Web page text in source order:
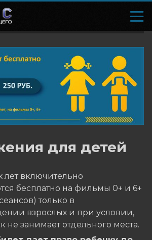
для детей
лет включительно
бесплатно на фильмы 0+ и 6+
только в
взрослых и при условии,
не занимает отдельного места.